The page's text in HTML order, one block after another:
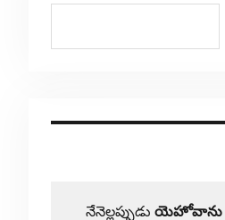
నేనెల్లప్పుడుయెహోవాను